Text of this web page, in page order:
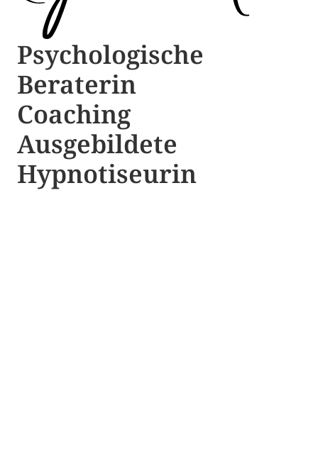
Psychologische ​​
Beraterin
Coaching
Ausgebildete​ ​
Hypnotiseurin